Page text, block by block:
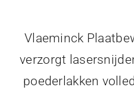
Vlaeminck
verzorgt
poederlakken